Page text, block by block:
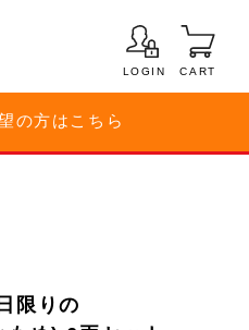
LOGIN CART
の方はこちら
限りの